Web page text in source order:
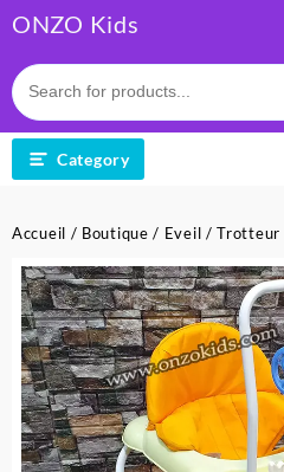
to
content
ONZO Kids
Category
Accueil / Boutique / Eveil /Trotteur